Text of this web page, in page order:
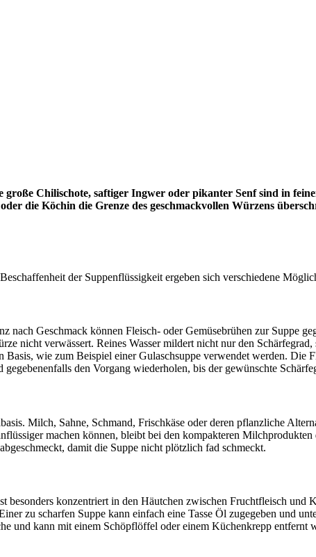
Chilischote, saftiger Ingwer oder pikanter Senf sind in
die Köchin die Grenze des geschmackvollen Würzens
der Suppenflüssigkeit ergeben sich verschiedene
nach Geschmack können Fleisch- oder Gemüsebrühen zur Suppe
nicht verwässert. Reines Wasser mildert nicht nur den
wie zum Beispiel einer Gulaschsuppe verwendet werden. Die
den Vorgang wiederholen, bis der gewünschte
Milch, Sahne, Schmand, Frischkäse oder deren pflanzliche
machen können, bleibt bei den kompakteren
damit die Suppe nicht plötzlich fad schmeckt.
konzentriert in den Häutchen zwischen Fruchtfleisch und
zu scharfen Suppe kann einfach eine Tasse Öl zugegeben und
und kann mit einem Schöpflöffel oder einem Küchenkrepp entfernt